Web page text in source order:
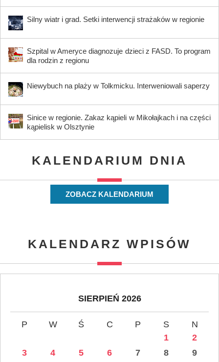
Silny wiatr i grad. Setki interwencji strażaków w regionie
Szpital w Ameryce diagnozuje dzieci z FASD. To program
dla rodzin z regionu
Niewybuch na plaży w Tolkmicku. Interweniowali saperzy
Sinice w regionie. Zakaz kąpieli w Mikołajkach i na części
kąpielisk w Olsztynie
KALENDARIUM DNIA
ZOBACZ KALENDARIUM
KALENDARZ WPISÓW
SIERPIEŃ 2026
P W Ś C P S
N
1
2
3
4 5 6 7 8
9